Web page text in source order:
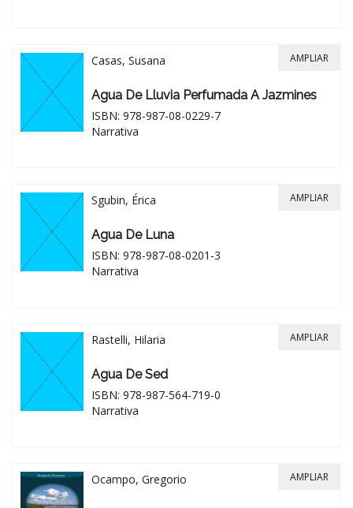
Casas, Susana
Agua De Lluvia Perfumada A Jazmines
ISBN: 978-987-08-0229-7
Narrativa
AMPLIAR
Sgubin, Érica
Agua De Luna
ISBN: 978-987-08-0201-3
Narrativa
AMPLIAR
Rastelli, Hilaria
Agua De Sed
ISBN: 978-987-564-719-0
Narrativa
AMPLIAR
Ocampo, Gregorio AMPLIAR